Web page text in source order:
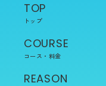
TOP
トップ
COURSE
コース・料金
REASON